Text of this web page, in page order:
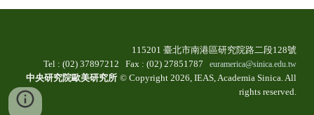
115201 臺北市南港區研究院路二段128號
Tel : (02) 37897212 Fax : (02) 27851787 euramerica@sinica.edu.tw
中央研究院歐美研究所 © Copyright 2026, IEAS, Academia Sinica. All
rights reserved.